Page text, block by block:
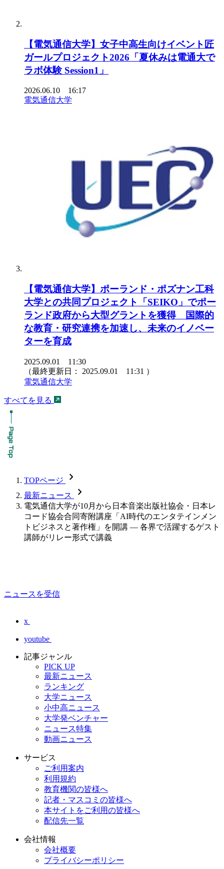
【電気通信大学】女子中高生向けイベント匠
ガールプロジェクト2026「夏休みは電通大で
ラボ体験 Session1」
2026.06.10 16:17
電気通信大学
【電気通信大学】ポーランド・ポズナン工科
大学との共同プロジェクト「SEIKO」でポー
ランド政府から大型グラントを獲得 国際的
な教育・研究連携を加速し、未来のイノベー
ターを育成
2025.09.01 11:30
（最終更新日： 2025.09.01 11:31 ）
電気通信大学
すべてを見る
TOPページ chevron_forward
最新ニュース chevron_forward
電気通信大学が10月から日本音楽出版社協会・日本レ
コード協会合同寄附講座「AI時代のエンタテインメン
トビジネスと著作権」を開講 — 各界で活躍するゲスト
講師がリレー形式で講義
ニュースを受信
x
youtube
記事ジャンル
PICK UP
最新ニュース
ランキング
大学ニュース
小中高ニュース
大学発ベンチャー
ニュース特集
動画ニュース
サービス
ご利用案内
利用規約
教育機関の皆様へ
記者・マスコミの皆様へ
本サイトをご利用の皆様へ
配信先一覧
会社情報
会社概要
プライバシーポリシー